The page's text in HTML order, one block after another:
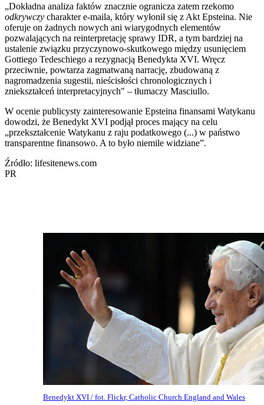
„Dokładna analiza faktów znacznie ogranicza zatem rzekomo
odkrywczy charakter e-maila, który wyłonił się z Akt Epsteina. Nie
oferuje on żadnych nowych ani wiarygodnych elementów
pozwalających na reinterpretację sprawy IDR, a tym bardziej na
ustalenie związku przyczynowo-skutkowego między usunięciem
Gottiego Tedeschiego a rezygnacją Benedykta XVI. Wręcz
przeciwnie, powtarza zagmatwaną narrację, zbudowaną z
nagromadzenia sugestii, nieścisłości chronologicznych i
zniekształceń interpretacyjnych" – tłumaczy Masciullo.
W ocenie publicysty zainteresowanie Epsteina finansami Watykanu
dowodzi, że Benedykt XVI podjął proces mający na celu
„przekształcenie Watykanu z raju podatkowego (...) w państwo
transparentne finansowo. A to było niemile widziane”.
Źródło: lifesitenews.com
PR
Benedykt XVI / fot. Flickr, Catholic Church England and Wales